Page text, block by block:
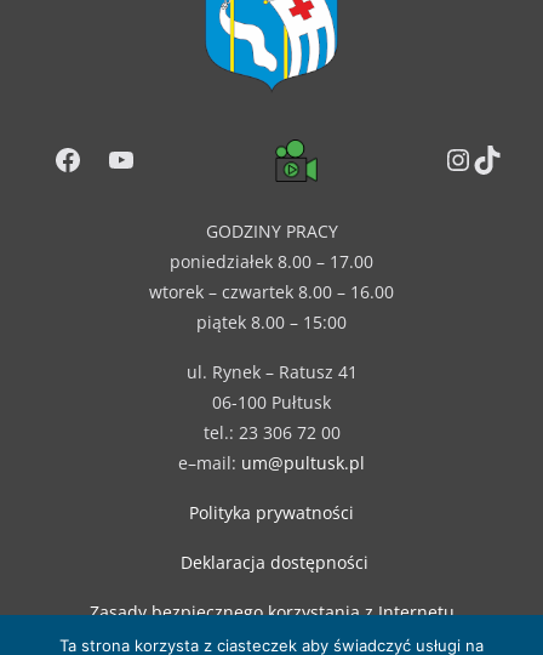
Facebook
YouTube
GODZINY PRACY
poniedziałek 8.00 – 17.00
wtorek – czwartek 8.00 – 16.00
piątek 8.00 – 15:00
ul. Rynek – Ratusz 41
06-100 Pułtusk
tel.: 23 306 72 00
e–mail: um@pultusk.pl
Polityka prywatności
Deklaracja dostępności
Zasady bezpiecznego korzystania z Internetu
Ta strona korzysta z ciasteczek aby świadczyć usługi na